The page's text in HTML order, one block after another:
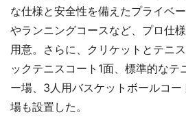
な仕様と安全性を備えたプライベ
やランニングコースなど、プロ仕
用意。さらに、クリケットとテニ
ックテニスコート1面、標準的なテ
ー場、3人用バスケットボールコー
場も設置した。